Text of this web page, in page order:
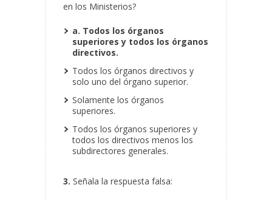
en los Ministerios?
a. Todos los órganos
superiores y todos los órganos
directivos.
Todos los órganos directivos y
solo uno del órgano superior.
Solamente los órganos
superiores.
Todos los órganos superiores y
todos los directivos menos los
subdirectores generales.
3. Señala la respuesta falsa: